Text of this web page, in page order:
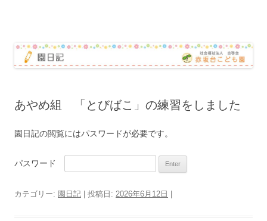
テ
ツ
プ
あやめ組 「とびばこ」の練習をしました
園日記の閲覧にはパスワードが必要です。
パスワード
カテゴリー: 園日記 | 投稿日: 2026年6月12日 |